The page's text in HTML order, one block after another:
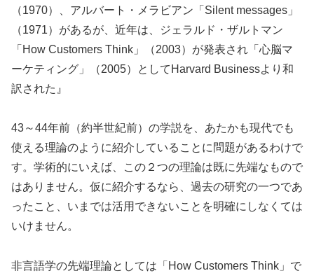
（1970）、アルバート・メラビアン「Silent messages」
（1971）があるが、近年は、ジェラルド・ザルトマン
「How Customers Think」（2003）が発表され「心脳マ
ーケティング」（2005）としてHarvard Businessより和
訳された』
43～44年前（約半世紀前）の学説を、あたかも現代でも
使える理論のように紹介していることに問題があるわけで
す。学術的にいえば、この２つの理論は既に先端なもので
はありません。仮に紹介するなら、過去の研究の一つであ
ったこと、いまでは活用できないことを明確にしなくては
いけません。
非言語学の先端理論としては「How Customers Think」で